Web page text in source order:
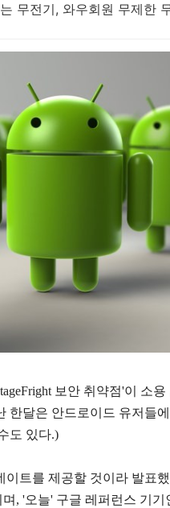
무전기, 와우회원 무제한
보안 취약점'이 소
한달은 안드로이드 유저들
도 있다.)
이트를 제공할 것이라 발표
, '오늘' 구글 레퍼런스 기기